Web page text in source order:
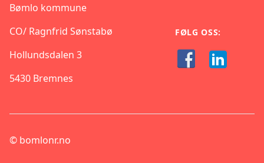
Bømlo kommune
CO/ Ragnfrid Sønstabø
Hollundsdalen 3
5430 Bremnes
FØLG OSS:
© bomlonr.no